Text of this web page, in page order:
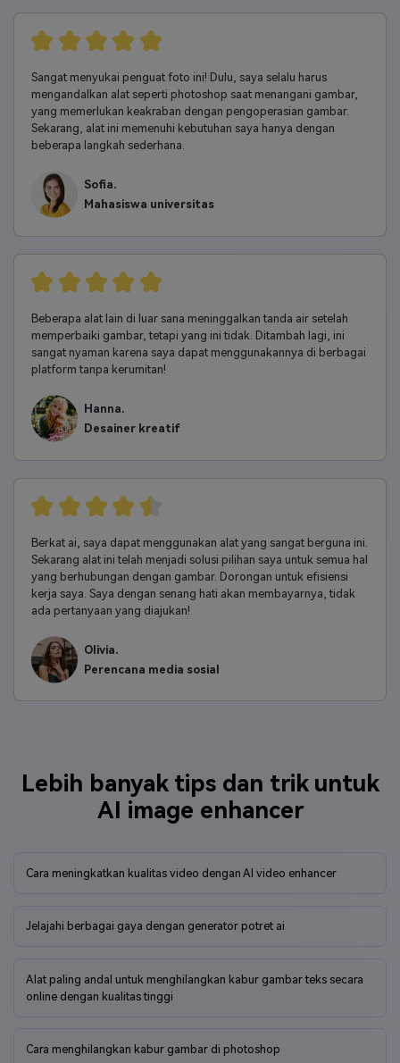
Sangat menyukai penguat foto ini! Dulu, saya selalu harus
mengandalkan alat seperti photoshop saat menangani gambar,
yang memerlukan keakraban dengan pengoperasian gambar.
Sekarang, alat ini memenuhi kebutuhan saya hanya dengan
beberapa langkah sederhana.
Sofia.
Beberapa alat lain di luar sana meninggalkan tanda air setelah
memperbaiki gambar, tetapi yang ini tidak. Ditambah lagi, ini
sangat nyaman karena saya dapat menggunakannya di berbagai
platform tanpa kerumitan!
Hanna.
Berkat ai, saya dapat menggunakan alat yang sangat berguna ini.
Sekarang alat ini telah menjadi solusi pilihan saya untuk semua hal
yang berhubungan dengan gambar. Dorongan untuk efisiensi
kerja saya. Saya dengan senang hati akan membayarnya, tidak
ada pertanyaan yang diajukan!
Olivia.
Lebih banyak tips dan trik untuk
Alat paling andal untuk menghilangkan kabur gambar teks secara